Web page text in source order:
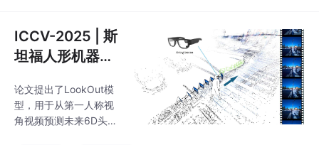
能。实验结果表明，LL
aVA-ST在处理时空交错
任务时具有显著优势，
和多选题视频问答任务
中也表现出色。LLaVA-
ST的提出为未来的MLL
ICCV-2025 | 斯
坦福人形机器人
Out：真实环境
人形机器人第一
论文提出了LookOut模
型，用于从第一人称视
角视频预测未来6D头部